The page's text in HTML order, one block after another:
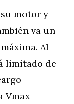
motor y
va un
Al
limitado de
Vmax